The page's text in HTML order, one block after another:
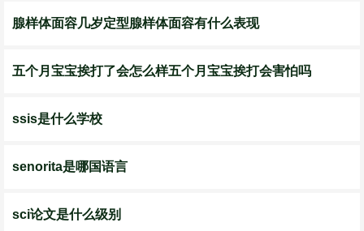
​腺样体面容几岁定型腺样体面容有什么表现
​五个月宝宝挨打了会怎么样五个月宝宝挨打会害怕吗
ssis是什么学校
senorita是哪国语言
sci论文是什么级别